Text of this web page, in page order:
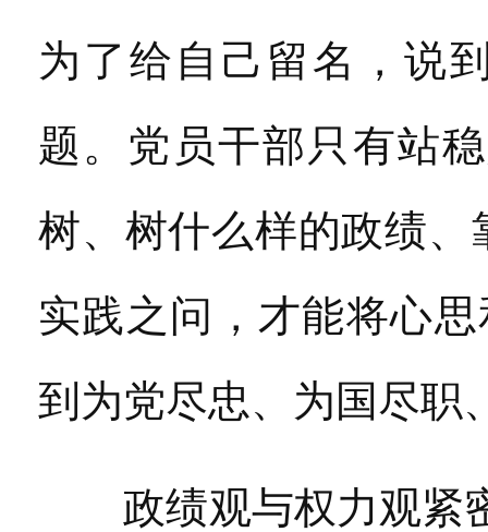
为了给自己留名，说
题。党员干部只有站
树、树什么样的政绩
实践之问，才能将心
到为党尽忠、为国尽职
政绩观与权力观紧密